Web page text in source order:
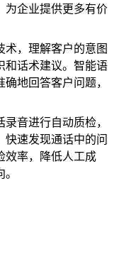
为企业提供更多有价
术，理解客户的意图
和话术建议。智能语
地回答客户问题，
音进行自动质检，
快速发现通话中的问
效率，降低人工成